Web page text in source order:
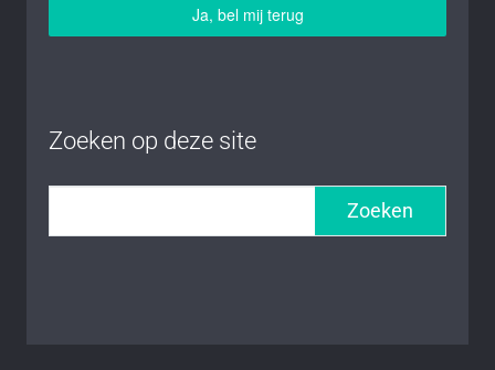
Ja, bel mij terug
Zoeken op deze site
Zoeken